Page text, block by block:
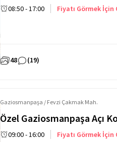
08:50 - 17:00 Fiyatı Görmek İçin
48 (19)
Gaziosmanpaşa / Fevzi Çakmak Mah.
Özel Gaziosmanpaşa Açı
09:00 - 16:00 Fiyatı Görmek İçin